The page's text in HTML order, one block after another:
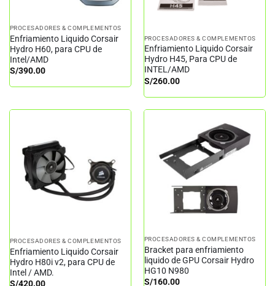
PROCESADORES & COMPLEMENTOS
Enfriamiento Liquido Corsair
Hydro H60, para CPU de
Intel/AMD
S/390.00
PROCESADORES & COMPLEMENTOS
Enfriamiento Liquido Corsair
Hydro H45, Para CPU de
INTEL/AMD
S/260.00
PROCESADORES & COMPLEMENTOS
Enfriamiento Liquido Corsair
Hydro H80i v2, para CPU de
Intel / AMD.
S/420.00
PROCESADORES & COMPLEMENTOS
Bracket para enfriamiento
liquido de GPU Corsair Hydro
HG10 N980
S/160.00